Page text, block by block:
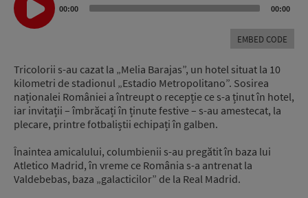
Audio
Player
00:00 00:00
EMBED CODE
Tricolorii s-au cazat la „Melia Barajas”, un hotel situat la 10
kilometri de stadionul „Estadio Metropolitano”. Sosirea
naționalei României a întreupt o recepție ce s-a ținut în hotel,
iar invitații – îmbrăcați în ținute festive – s-au amestecat, la
plecare, printre fotbaliștii echipați în galben.
Înaintea amicalului, columbienii s-au pregătit în baza lui
Atletico Madrid, în vreme ce România s-a antrenat la
Valdebebas, baza „galacticilor” de la Real Madrid.